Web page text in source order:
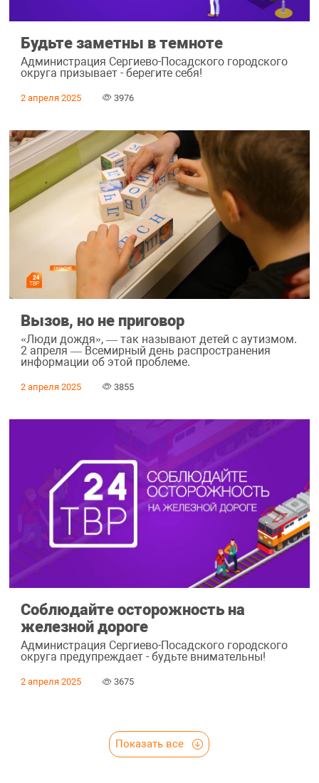
Будьте заметны в темноте
Администрация Сергиево-Посадского городского
округа призывает - берегите себя!
2 апреля 2025 3976
Вызов, но не приговор
«Люди дождя», — так называют детей с аутизмом.
2 апреля — Всемирный день распространения
информации об этой проблеме.
2 апреля 2025 3855
Соблюдайте осторожность на
железной дороге
Администрация Сергиево-Посадского городского
округа предупреждает - будьте внимательны!
2 апреля 2025 3675
Показать все